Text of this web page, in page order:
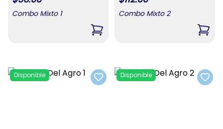
Combo Mixto 1
,Combo Mixto 1
Combo Mixto 2
,
Add to favorites
Disponible
Add
Disponible